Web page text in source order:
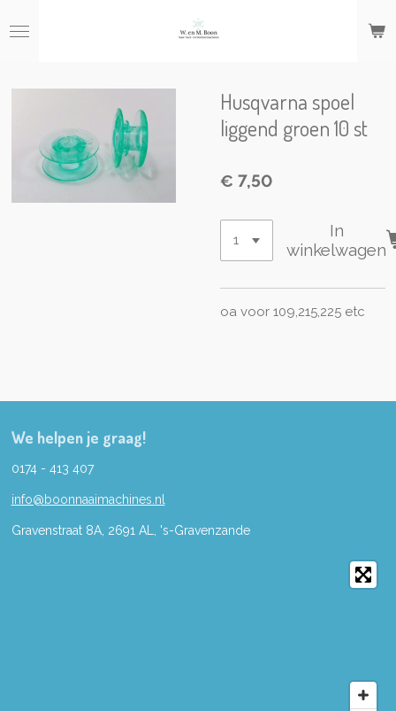
direct
Husqvarna spoel
liggend groen 10 st
€ 7,50
In
winkelwagen
oa voor 109,215,225 etc
We helpen je graag!
0174 - 413 407
info@boonnaaimachines.nl
Gravenstraat 8A, 2691 AL, 's-Gravenzande